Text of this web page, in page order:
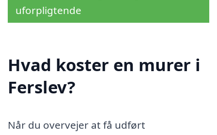
uforpligtende
Hvad koster en murer i
Ferslev?
Når du overvejer at få udført